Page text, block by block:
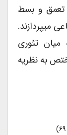
و بسط
میپردازند.
تئوری
به نظریه